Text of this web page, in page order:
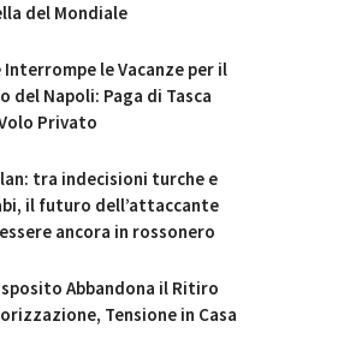
del Mondiale
Interrompe le Vacanze per il
del Napoli: Paga di Tasca
Privato
tra indecisioni turche e
il futuro dell’attaccante
ancora in rossonero
Abbandona il Ritiro
Tensione in Casa